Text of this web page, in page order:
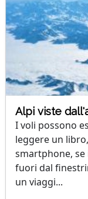
Alpi viste
I voli possono
leggere un
smartphone,
fuori dal
un viaggi...